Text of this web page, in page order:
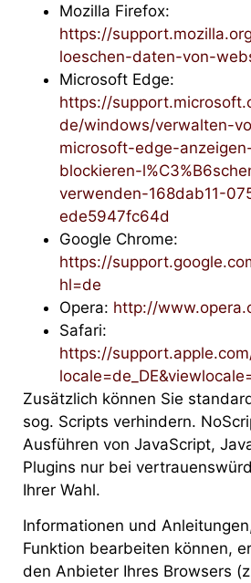
Mozilla Firefox:
https://
loeschen-daten-von-
Microsoft Edge:
https://
de/windows/verwalten-
microsoft-edge-
blockieren-
verwenden-168dab11-
ede5947fc64d
Google Chrome:
https://
hl=de
Opera: http://
Safari:
https://
Zusätzlich können Sie
sog. Scripts verhindern.
Ausführen von JavaScript,
Plugins nur bei
Ihrer Wahl.
Informationen und
Funktion bearbeiten können,
den Anbieter Ihres Browsers